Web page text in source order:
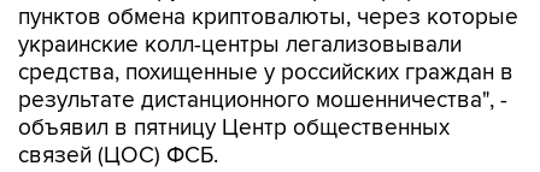
пунктов обмена криптовалюты, через которые
украинские колл-центры легализовывали
средства, похищенные у российских граждан в
результате дистанционного мошенничества", -
объявил в пятницу Центр общественных
связей (ЦОС) ФСБ.